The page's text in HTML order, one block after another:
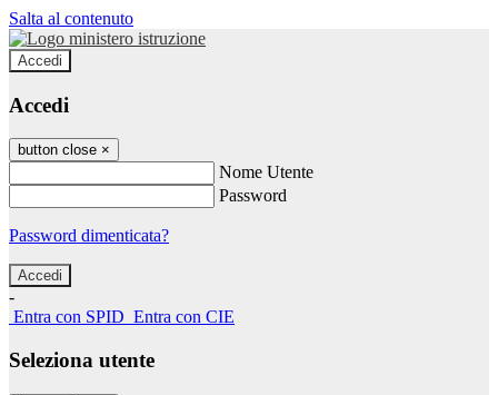
Salta al contenuto
Accedi
Accedi
button close ×
Nome Utente
Password
Password dimenticata?
-
Entra con SPID Entra con CIE
Seleziona utente